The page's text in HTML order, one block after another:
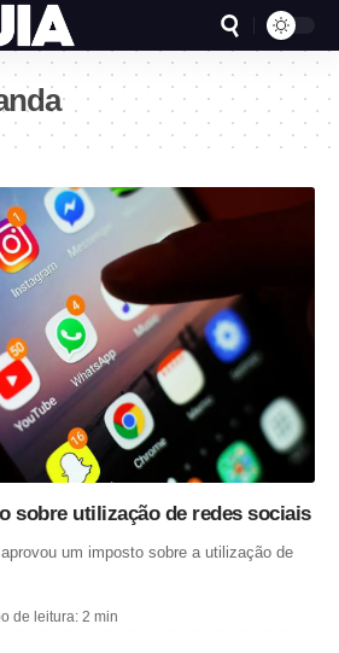
sobre utilização de redes sociais
um imposto sobre a utilização de
de leitura: 2 min